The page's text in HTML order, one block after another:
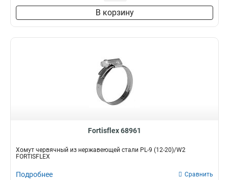
В корзину
Fortisflex 68961
Хомут червячный из нержавеющей стали PL-9 (12-20)/W2
FORTISFLEX
Подробнее Сравнить